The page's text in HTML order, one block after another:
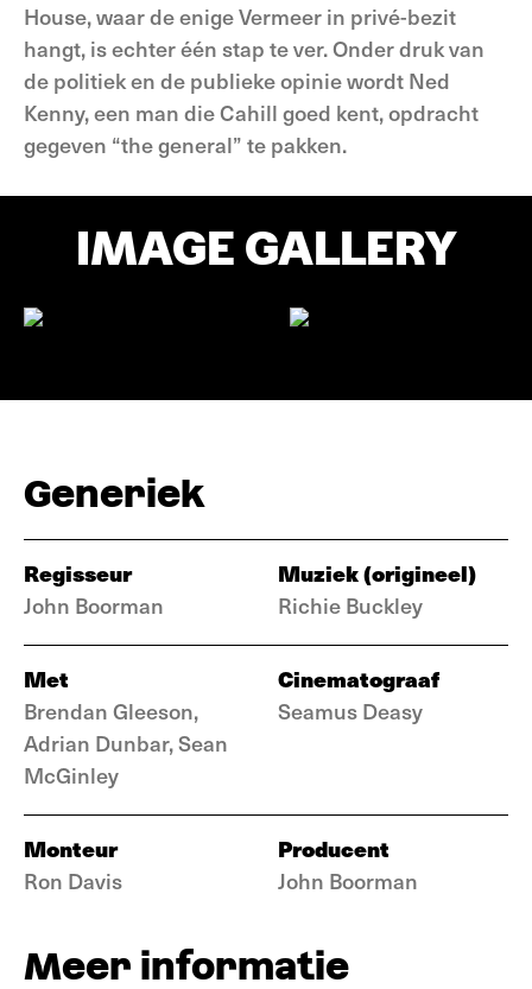
House, waar de enige Vermeer in privé-bezit
hangt, is echter één stap te ver. Onder druk van
de politiek en de publieke opinie wordt Ned
Kenny, een man die Cahill goed kent, opdracht
gegeven “the general” te pakken.
IMAGE GALLERY
Generiek
Regisseur
John Boorman
Muziek (origineel)
Richie Buckley
Met
Brendan Gleeson,
Adrian Dunbar, Sean
McGinley
Cinematograaf
Seamus Deasy
Monteur
Ron Davis
Producent
John Boorman
Meer informatie